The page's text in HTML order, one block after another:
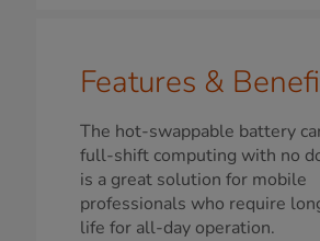
Features &
The hot-swappable battery
full-shift computing with no
is a great solution for mobile
professionals who require
life for all-day operation.